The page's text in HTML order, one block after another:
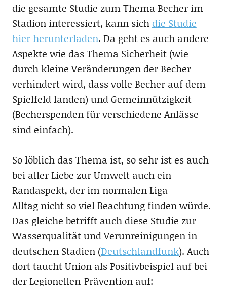
die gesamte Studie zum Thema Becher im
Stadion interessiert, kann sich die Studie
hier herunterladen. Da geht es auch andere
Aspekte wie das Thema Sicherheit (wie
durch kleine Veränderungen der Becher
verhindert wird, dass volle Becher auf dem
Spielfeld landen) und Gemeinnützigkeit
(Becherspenden für verschiedene Anlässe
sind einfach).
So löblich das Thema ist, so sehr ist es auch
bei aller Liebe zur Umwelt auch ein
Randaspekt, der im normalen Liga-
Alltag nicht so viel Beachtung finden würde.
Das gleiche betrifft auch diese Studie zur
Wasserqualität und Verunreinigungen in
deutschen Stadien (Deutschlandfunk). Auch
dort taucht Union als Positivbeispiel auf bei
der Legionellen-Prävention auf: